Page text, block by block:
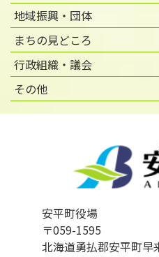
地域振興・団体
まちの見どころ
行政組織・議会
その他
安平町役場
〒059-1595
北海道勇払郡安平町早